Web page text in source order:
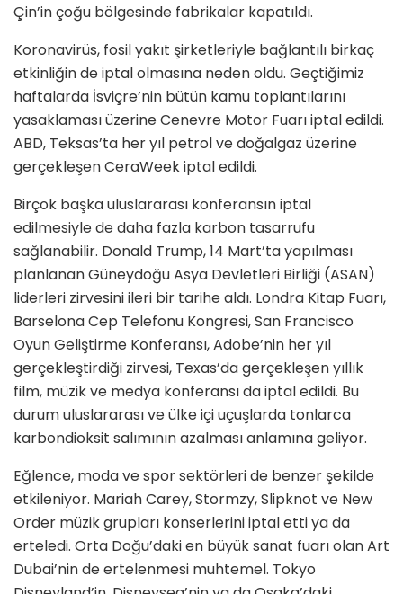
Çin’in çoğu bölgesinde fabrikalar kapatıldı.
Koronavirüs, fosil yakıt şirketleriyle bağlantılı birkaç
etkinliğin de iptal olmasına neden oldu. Geçtiğimiz
haftalarda İsviçre’nin bütün kamu toplantılarını
yasaklaması üzerine Cenevre Motor Fuarı iptal edildi.
ABD, Teksas’ta her yıl petrol ve doğalgaz üzerine
gerçekleşen CeraWeek iptal edildi.
Birçok başka uluslararası konferansın iptal
edilmesiyle de daha fazla karbon tasarrufu
sağlanabilir. Donald Trump, 14 Mart’ta yapılması
planlanan Güneydoğu Asya Devletleri Birliği (ASAN)
liderleri zirvesini ileri bir tarihe aldı. Londra Kitap Fuarı,
Barselona Cep Telefonu Kongresi, San Francisco
Oyun Geliştirme Konferansı, Adobe’nin her yıl
gerçekleştirdiği zirvesi, Texas’da gerçekleşen yıllık
film, müzik ve medya konferansı da iptal edildi. Bu
durum uluslararası ve ülke içi uçuşlarda tonlarca
karbondioksit salımının azalması anlamına geliyor.
Eğlence, moda ve spor sektörleri de benzer şekilde
etkileniyor. Mariah Carey, Stormzy, Slipknot ve New
Order müzik grupları konserlerini iptal etti ya da
erteledi. Orta Doğu’daki en büyük sanat fuarı olan Art
Dubai’nin de ertelenmesi muhtemel. Tokyo